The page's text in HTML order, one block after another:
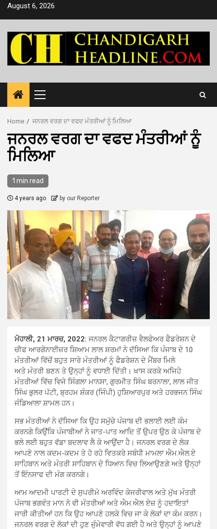
SkipAugust 6, 2026
Primary
Menu
Home ਜਨਰਲ ਵਰਗ ਦਾ ਵਫਦ ਮੰਤਰੀਆਂ ਨੂੰ ਮਿਲਿਆ
ਜਨਰਲ ਵਰਗ ਦਾ ਵਫਦ ਮੰਤਰੀਆਂ ਨੂੰ
ਮਿਲਿਆ
1 min read
4 years ago by our Reporter
ਮੋਹਾਲੀ, 21 ਮਾਰਚ, 2022: ਜਨਰਲ ਕੈਟਾਗਰੀਜ਼ ਵੈਲਫੇਅਰ ਫੈਡਰੇਸ਼ਨ ਦੇ
ਚੀਫ ਆਰਗੇਨਾਈਜ਼ਰ ਸ਼ਿਆਮ ਲਾਲ ਸ਼ਰਮਾਂ ਨੇ ਦੱਸਿਆ ਕਿ ਪੰਜਾਬ ਦੇ 10
ਮੰਤਰੀਆਂ ਵਿੱਚੋਂ ਬਹੁਤ ਸਾਰੇ ਮੰਤਰੀਆਂ ਨੂੰ ਫੈਡਰੇਸ਼ਨ ਦੇ ਮੈਂਬਰ ਮਿਲੇ
ਅਤੇ ਮੰਤਰੀ ਬਣਨ ਤੇ ਉਨ੍ਹਾਂ ਨੂੰ ਵਧਾਈ ਦਿੱਤੀ। ਖਾਸ ਕਰਕੇ ਅਜਿਹੇ
ਮੰਤਰੀਆਂ ਵਿੱਚ ਵਿਜੇ ਸਿੰਗਲਾ ਮਾਨਸਾ, ਗੁਰਮੀਤ ਸਿੰਘ ਬਰਨਾਲਾ, ਲਾਲ ਜੀਤ
ਸਿੰਘ ਭੁਲਰ ਪੱਟੀ, ਬ੍ਰਹਮ ਸ਼ੰਕਰ (ਜਿੰਪੀ) ਹੁਸ਼ਿਆਰਪੁਰ ਅਤੇ ਹਰਭਜਨ ਸਿੰਘ
ਜੰਡਿਆਲਾ ਸ਼ਾਮਲ ਹਨ।
ਸਭ ਮੰਤਰੀਆਂ ਨੇ ਦੱਸਿਆ ਕਿ ਉਹ ਸਮੁੱਚੇ ਪੰਜਾਬ ਦੀ ਭਲਾਈ ਲਈ ਕੰਮ
ਕਰਨਗੇ ਕਿਉਂਕਿ ਪੰਜਾਬੀਆਂ ਨੇ ਜਾਤ-ਪਾਤ ਆਦਿ ਤੋਂ ਉਪਰ ਉਠ ਕੇ ਪੰਜਾਬ ਦੇ
ਭਲੇ ਲਈ ਬਹੁਤ ਵੱਡਾ ਬਦਲਾਵ ਲੈ ਕੇ ਆਉਂਦਾ ਹੈ। ਜਨਰਲ ਵਰਗ ਦੇ ਲੋਕ
ਆਪਣੇ ਨਾਲ ਕਦਮ-ਕਦਮ ਤੇ ਹੋ ਰਹੇ ਵਿਤਕਰੇ ਸਬੰਧੀ ਮਾਮਲਾ ਐਮ.ਐਲ.ਏ
ਸਾਹਿਬਾਨ ਅਤੇ ਮੰਤਰੀ ਸਾਹਿਬਾਨ ਦੇ ਧਿਆਨ ਵਿਚ ਲਿਆਉਣਗੇ ਅਤੇ ਉਨ੍ਹਾਂ
ਤੋਂ ਇੰਨਸਾਫ ਦੀ ਮੰਗ ਕਰਨਗੇ।
ਆਮ ਆਦਮੀ ਪਾਰਟੀ ਦੇ ਸੁਪਰੀਮੋ ਅਰਵਿੰਦ ਕੇਜਰੀਵਾਲ ਅਤੇ ਮੁੱਖ ਮੰਤਰੀ
ਪੰਜਾਬ ਭਗਵੰਤ ਮਾਨ ਨੇ ਵੀ ਮੰਤਰੀਆਂ ਅਤੇ ਐਮ.ਐਲ ਏਜ਼ ਨੂੰ ਹਦਾਇਤਾਂ
ਜਾਰੀ ਕੀਤੀਆਂ ਹਨ ਕਿ ਉਹ ਆਪਣੇ ਹਲਕੇ ਵਿਚ ਜਾ ਕੇ ਲੋਕਾਂ ਦਾ ਕੰਮ ਕਰਨ।
ਜਨਰਲ ਵਰਗ ਦੇ ਲੋਕਾਂ ਦੀ ਹੁਣ ਜੁੰਮੇਵਾਰੀ ਵੱਧ ਗਈ ਹੈ ਅਤੇ ਉਨ੍ਹਾਂ ਨੂੰ ਆਪਣੇ